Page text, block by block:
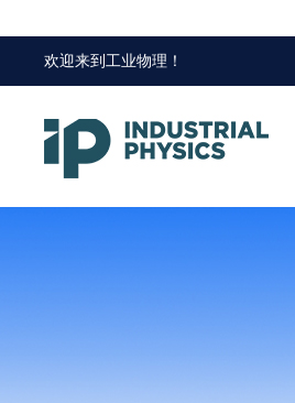
欢迎来到 工业物理 ！